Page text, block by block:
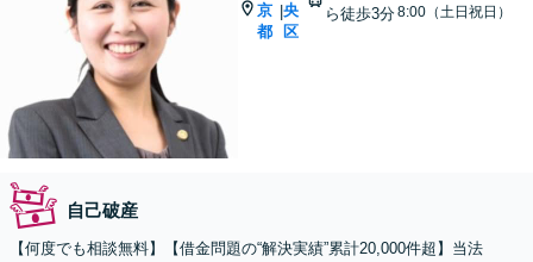
京
都
|央
区
ら徒歩3分8:00（土日祝日）
自己破産
【何度でも相談無料】【借金問題の“解決実績”累計20,000件超】当法